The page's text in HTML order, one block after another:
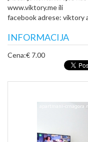
www.viktory.me ili
facebook adrese: viktory
INFORMACIJA
Cena:€ 7.00